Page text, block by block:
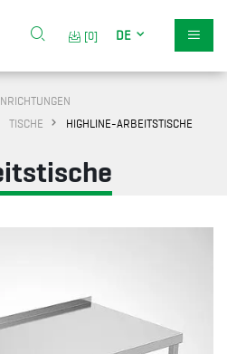
[0] DE
TISCHE HIGHLINE-ARBEITSTISCHE